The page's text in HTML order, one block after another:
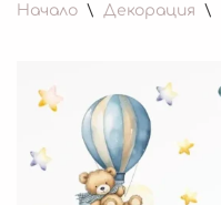
Начало \ Декорация \